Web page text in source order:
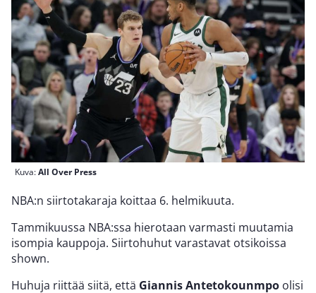
Kuva:All Over Press
NBA:n siirtotakaraja koittaa 6. helmikuuta.
Tammikuussa NBA:ssa hierotaan varmasti muutamia
isompia kauppoja. Siirtohuhut varastavat otsikoissa
shown.
Huhuja riittää siitä, että Giannis Antetokounmpo olisi